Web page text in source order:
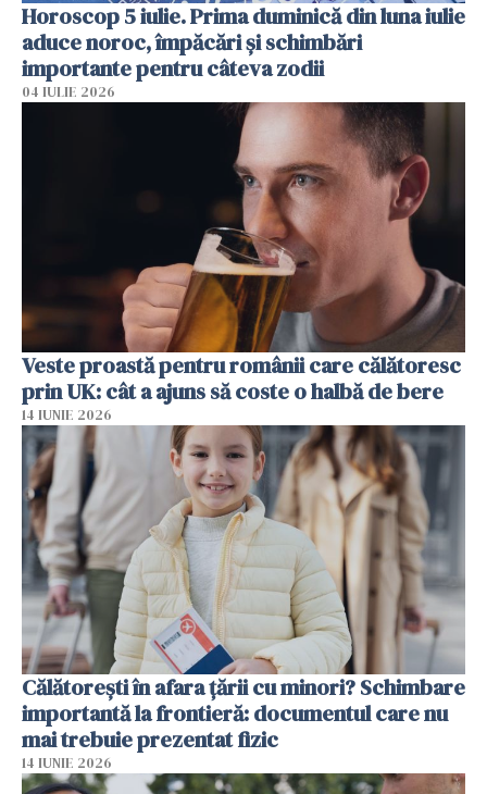
Horoscop 5 iulie. Prima duminică din luna iulie
aduce noroc, împăcări și schimbări
importante pentru câteva zodii
04 IULIE 2026
Veste proastă pentru românii care călătoresc
prin UK: cât a ajuns să coste o halbă de bere
14 IUNIE 2026
Călătorești în afara țării cu minori? Schimbare
importantă la frontieră: documentul care nu
mai trebuie prezentat fizic
14 IUNIE 2026